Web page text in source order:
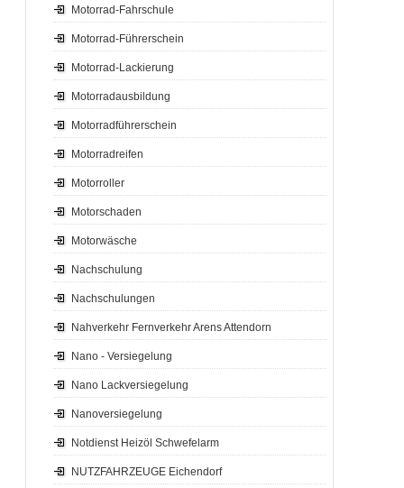
Motorrad-Fahrschule
Motorrad-Führerschein
Motorrad-Lackierung
Motorradausbildung
Motorradführerschein
Motorradreifen
Motorroller
Motorschaden
Motorwäsche
Nachschulung
Nachschulungen
Nahverkehr Fernverkehr Arens Attendorn
Nano - Versiegelung
Nano Lackversiegelung
Nanoversiegelung
Notdienst Heizöl Schwefelarm
NUTZFAHRZEUGE Eichendorf